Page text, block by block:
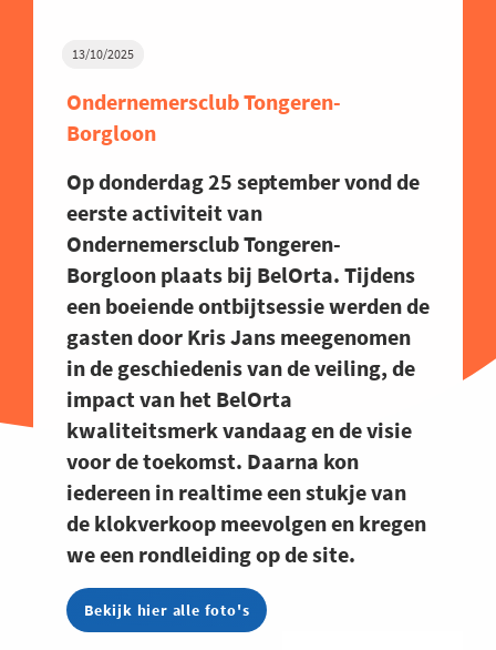
13/10/2025
Ondernemersclub Tongeren-
Borgloon
Op donderdag 25 september vond de
eerste activiteit van
Ondernemersclub Tongeren-
Borgloon plaats bij BelOrta. Tijdens
een boeiende ontbijtsessie werden de
gasten door Kris Jans meegenomen
in de geschiedenis van de veiling, de
impact van het BelOrta
kwaliteitsmerk vandaag en de visie
voor de toekomst. Daarna kon
iedereen in realtime een stukje van
de klokverkoop meevolgen en kregen
we een rondleiding op de site.
Bekijk hier alle foto's